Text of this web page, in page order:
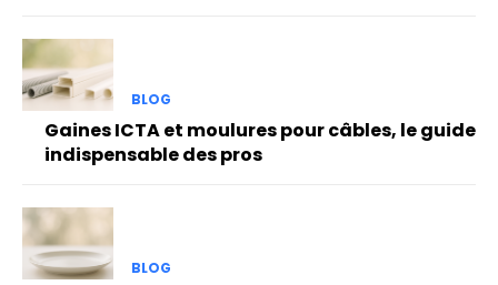
BLOG
Gaines ICTA et moulures pour câbles, le guide
indispensable des pros
BLOG